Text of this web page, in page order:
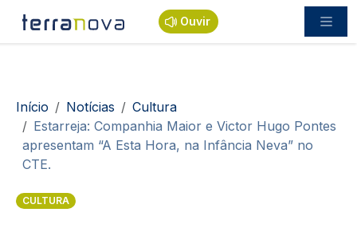
Passar para o conteúdo principal
Ouvir
Navegação estrutural
Início Notícias
Cultura
Estarreja: Companhia Maior e Victor Hugo Pontes
apresentam “A Esta Hora, na Infância Neva” no
CTE.
CULTURA